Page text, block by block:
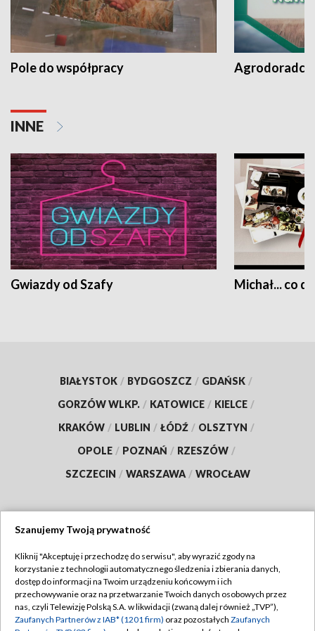
Pole do współpracy Agrodoradcy
INNE
Gwiazdy od Szafy Michał... co
BIAŁYSTOK / BYDGOSZCZ / GDAŃSK /
GORZÓW WLKP. / KATOWICE / KIELCE /
KRAKÓW / LUBLIN / ŁÓDŹ / OLSZTYN /
OPOLE / POZNAŃ / RZESZÓW /
SZCZECIN / WARSZAWA / WROCŁAW
TVP
Abonament TVP
Emisja w TVP
Regulamin TVP
Polityka prywatności
Szanujemy Twoją prywatność
Kliknij "Akceptuję i przechodzę do serwisu", aby wyrazić zgody na
korzystanie z technologii automatycznego śledzenia i zbierania danych,
dostęp do informacji na Twoim urządzeniu końcowym i ich
przechowywanie oraz na przetwarzanie Twoich danych osobowych przez
nas, czyli Telewizję Polską S.A. w likwidacji (zwaną dalej również „TVP”),
Zaufanych Partnerów z IAB* (1201 firm) oraz pozostałych Zaufanych